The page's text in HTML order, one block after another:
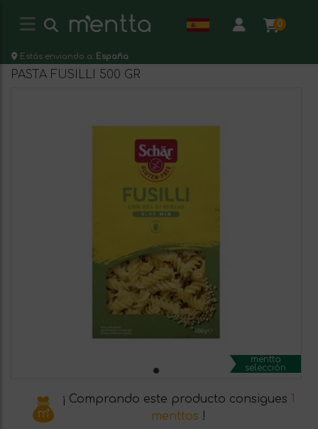
0
Estás enviando a: España
PASTA FUSILLI 500 GR
mentta
selección
¡ Comprando este producto consigues 1
menttos !